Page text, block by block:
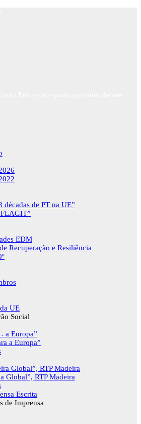
décadas de PT na UE”
EDM
Recuperação e Resiliência
UE
Social
a Europa”
a Europa”
Global”, RTP Madeira
Global”, RTP Madeira
Escrita
de Imprensa